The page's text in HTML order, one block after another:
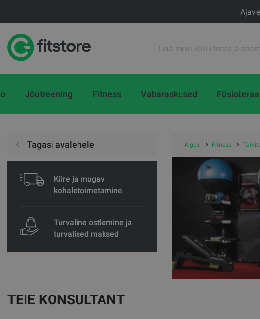
Jõutreening Fitness Vabaraskused
Tagasi avalehele
Kiire ja mugav
kohaletoimetamine
Turvaline ostlemine ja
turvalised maksed
TEIE KONSULTANT
Algus Fitness